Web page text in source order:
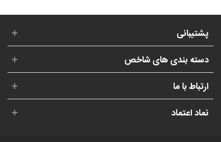
پشتیبانی
دسته بندی های شاخص
ارتباط با ما
نماد اعتماد